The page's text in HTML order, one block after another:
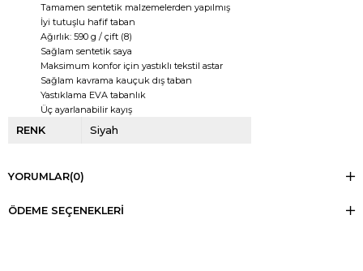
Tamamen sentetik malzemelerden yapılmış
İyi tutuşlu hafif taban
Ağırlık: 590 g / çift (8)
Sağlam sentetik saya
Maksimum konfor için yastıklı tekstil astar
Sağlam kavrama kauçuk dış taban
Yastıklama EVA tabanlık
Üç ayarlanabilir kayış
RENK Siyah
YORUMLAR(0)
ÖDEME SEÇENEKLERI